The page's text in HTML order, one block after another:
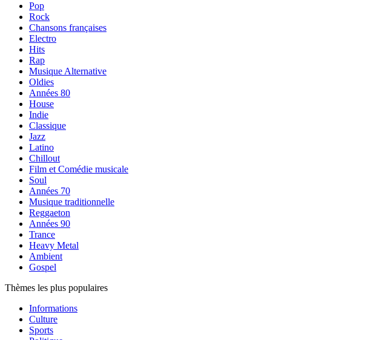
Pop
Rock
Chansons françaises
Electro
Hits
Rap
Musique Alternative
Oldies
Années 80
House
Indie
Classique
Jazz
Latino
Chillout
Film et Comédie musicale
Soul
Années 70
Musique traditionnelle
Reggaeton
Années 90
Trance
Heavy Metal
Ambient
Gospel
Thèmes les plus populaires
Informations
Culture
Sports